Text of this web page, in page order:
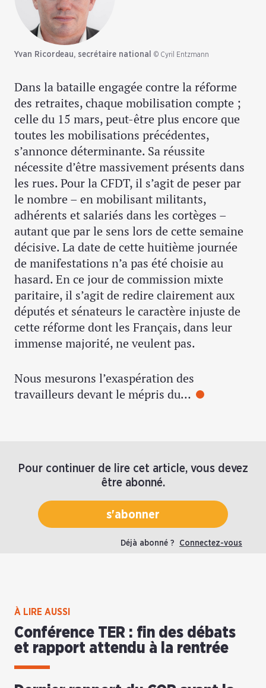
Yvan Ricordeau, secrétaire national © Cyril Entzmann
Dans la bataille engagée contre la réforme
des retraites, chaque mobilisation compte ;
celle du 15 mars, peut-être plus encore que
toutes les mobilisations précédentes,
s’annonce déterminante. Sa réussite
nécessite d’être massivement présents dans
les rues. Pour la CFDT, il s’agit de peser par
le nombre – en mobilisant militants,
adhérents et salariés dans les cortèges –
autant que par le sens lors de cette semaine
décisive. La date de cette huitième journée
de manifestations n’a pas été choisie au
hasard. En ce jour de commission mixte
paritaire, il s’agit de redire clairement aux
députés et sénateurs le caractère injuste de
cette réforme dont les Français, dans leur
immense majorité, ne veulent pas.
Nous mesurons l’exaspération des
travailleurs devant le mépris du…
Pour continuer de lire cet article, vous devez
être abonné.
s'abonner
Déjà abonné ? Connectez-vous
À LIRE AUSSI
Conférence TER : fin des débats
et rapport attendu à la rentrée